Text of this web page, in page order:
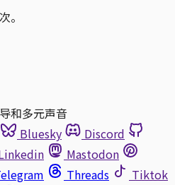
。
和多元声音
Bluesky
Discord
Mastodon
Threads
Tiktok